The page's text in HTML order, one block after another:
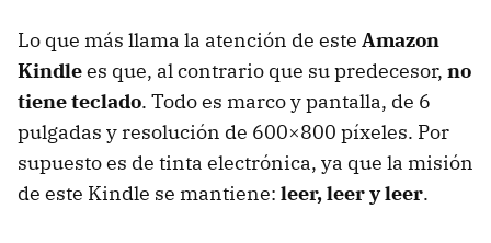
Lo que más llama la atención de este Amazon
Kindlees que, al contrario que su predecesor, no
tiene teclado. Todo es marco y pantalla, de 6
pulgadas y resolución de 600×800 píxeles. Por
supuesto es de tinta electrónica, ya que la misión
de este Kindle se mantiene: leer, leer y leer.